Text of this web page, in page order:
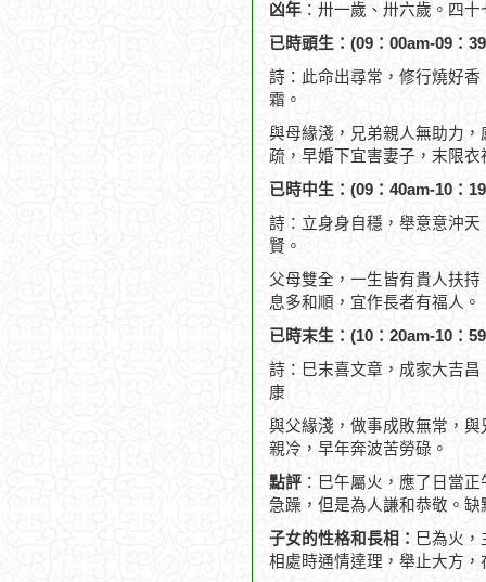
凶年 ：卅一歲、卅六歲。四
已時頭生：(09：00am-09：
詩：此命出尋常，修行燒好
霜。
與母緣淺，兄弟親人無助力
疏，早婚下宜害妻子，末限衣
已時中生：(09：40am-10：
詩：立身身自穩，舉意意沖
賢。
父母雙全，一生皆有貴人扶
息多和順，宜作長者有福人。
已時末生：(10：20am-10：
詩：巳末喜文章，成家大吉
康
與父緣淺，做事成敗無常，
親冷，早年奔波苦勞碌。
點評 ：巳午屬火，應了日當
急躁，但是為人謙和恭敬。
子女的性格和長相： 巳為火
相處時通情達理，舉止大方